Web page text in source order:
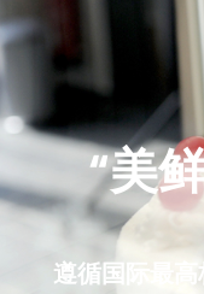
“美
遵循国际最